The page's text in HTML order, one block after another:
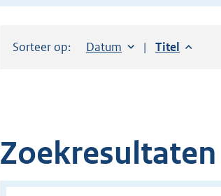
Sorteer op: Sorteer op:
Datum aflopendSorteer op:
Titel aflopend
Zoekresultaten